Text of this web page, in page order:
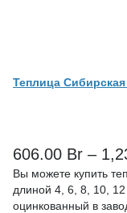
Теплица
606.00 Br –
Вы можете купить
длиной 4, 6, 8, 10, 12
оцинкованный в